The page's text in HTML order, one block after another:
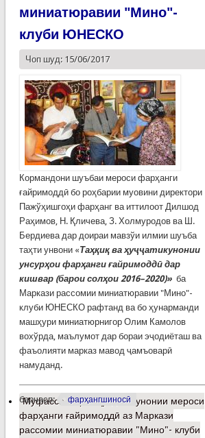
миниатюравии "Мино"-
клуби ЮНЕСКО
Чоп шуд: 15/06/2017
Кормандони шуъбаи мероси фарҳанги
ғайримоддӣ бо роҳбарии муовини директори
Пажўҳишгоҳи фарҳанг ва иттилоот Дилшод
Раҳимов, Н. Қличева, З. Холмуродов ва Ш.
Бердиева дар доираи мавзўи илмии шуъба
таҳти унвони «Таҳқиқ ва ҳуҷҷатикунонии
унсурҳои фарҳанги ғайримоддӣ дар
кишвар (барои солҳои 2016–2020)»ба
Маркази рассомии миниатюравии "Мино"-
клуби ЮНЕСКО рафтанд ва бо ҳунарманди
машҳури миниатюрнигор Олим Камолов
вохўрда, маълумот дар бораи эҷодиёташ ва
фаъолияти марказ мавод ҷамъоварӣ
намуданд.
барчасп: фарҳангшиносӣ
Муфассалтаро Ҳуҷҷатикунонии мероси
фарҳанги ғайримоддӣ аз Маркази
рассомии миниатюравии "Мино"- клуби